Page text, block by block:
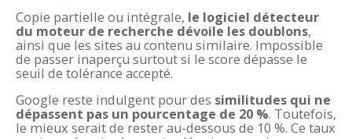
Copie partielle ou intégrale, le logiciel détecteur
du moteur de recherche dévoile les doublons,
ainsi que les sites au contenu similaire. Impossible
de passer inaperçu surtout si le score dépasse le
seuil de tolérance accepté.
Google reste indulgent pour des similitudes qui ne
dépassent pas un pourcentage de 20 %. Toutefois,
le mieux serait de rester au-dessous de 10 %. Ce taux